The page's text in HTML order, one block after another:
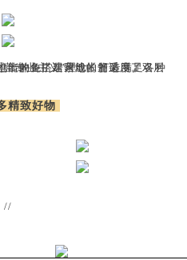
新推出的免搭建营地帐篷采用了双层防晒的材质，在野外露营也能兼备了居家般的舒适度。
精致好物
//